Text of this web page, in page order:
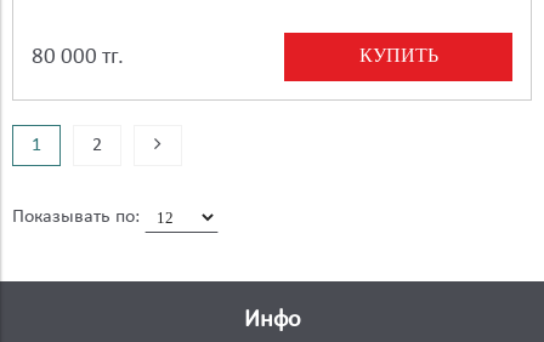
80 000 тг. КУПИТЬ
1 2
Показывать по:
Инфо